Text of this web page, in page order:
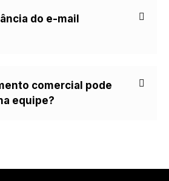
do e-mail
comercial pode
equipe?